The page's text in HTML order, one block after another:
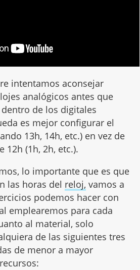
intentamos aconsejar
analógicos antes que
de los digitales
es mejor configurar el
13h, 14h, etc.) en vez de
12h (1h, 2h, etc.).
lo importante que es que
las horas del reloj, vamos a
podemos hacer con
emplearemos para cada
al material, solo
de las siguientes tres
de menor a mayor